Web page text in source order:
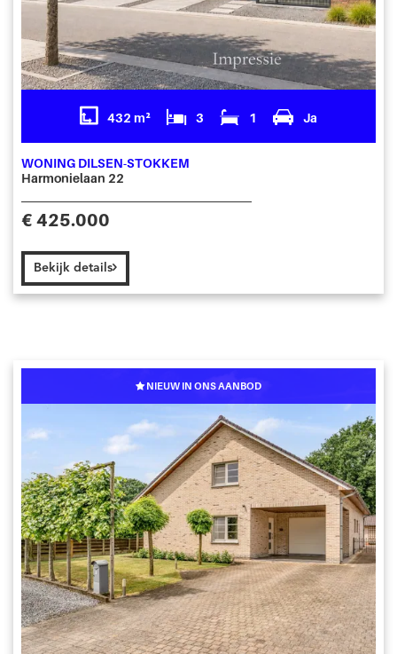
432 m² 3 1 Ja
WONING DILSEN-STOKKEM
Harmonielaan 22
€ 425.000
Bekijk details
NIEUW IN ONS AANBOD